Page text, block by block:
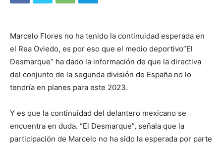
Marcelo Flores no ha tenido la continuidad esperada en
el Rea Oviedo, es por eso que el medio deportivo”El
Desmarque” ha dado la información de que la directiva
del conjunto de la segunda división de España no lo
tendría en planes para este 2023.
Y es que la continuidad del delantero mexicano se
encuentra en duda. “El Desmarque”, señala que la
participación de Marcelo no ha sido la esperada por parte